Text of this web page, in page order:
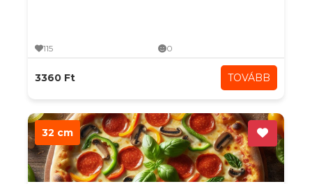
115 0
3360 Ft TOVÁBB
32 cm